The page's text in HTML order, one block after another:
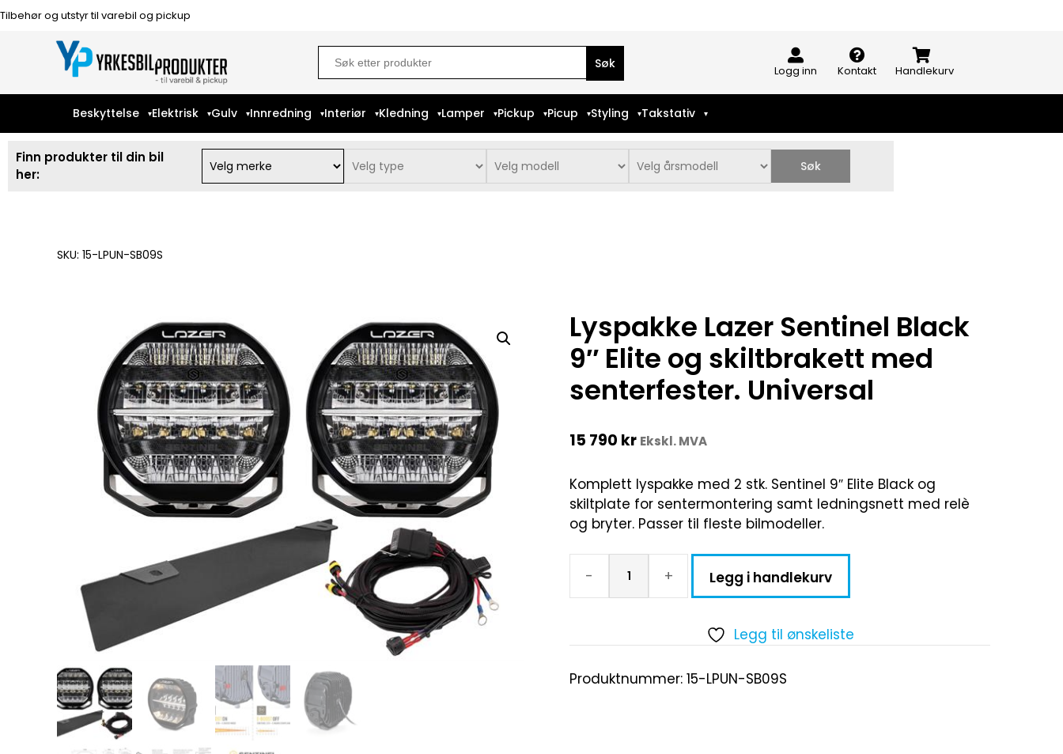
Tilbehør og utstyr til varebil og pickup
Search
for: Logg inn Kontakt Handlekurv
Beskyttelse Elektrisk Gulv Innredning Interiør Kledning Lamper Pickup Picup Styling Takstativ
Finn produkter til din bil
her:
Søk
SKU: 15-LPUN-SB09S
Lyspakke Lazer Sentinel Black
9″ Elite og skiltbrakett med
senterfester. Universal
15 790 kr Ekskl. MVA
Komplett lyspakke med 2 stk. Sentinel 9″ Elite Black og
skiltplate for sentermontering samt ledningsnett med relè
og bryter. Passer til fleste bilmodeller.
- + Legg i handlekurv
Legg til ønskeliste
Produktnummer: 15-LPUN-SB09S